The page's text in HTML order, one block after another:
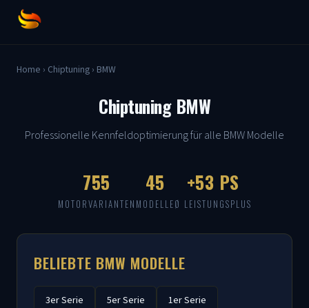
Home › Chiptuning › BMW
Chiptuning BMW
Professionelle Kennfeldoptimierung für alle BMW Modelle
755
MOTORVARIANTEN
45
MODELLE
+53 PS
Ø LEISTUNGSPLUS
BELIEBTE BMW MODELLE
3er Serie 5er Serie
1er Serie